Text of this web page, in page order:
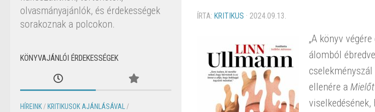
ÍRTA: KRITIKUS · 2024.09.13.
„A könyv
álomból
ellenére a
olvasmányajánlók, és érdekességek
sorakoznak a polcokon.
KÖNYVAJÁNLÓI ÉRDEKESSÉGEK
HÍREINK / KRITIKUSOK AJÁNLÁSÁVAL
/